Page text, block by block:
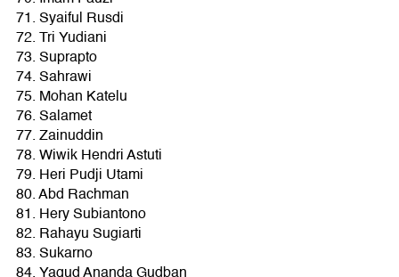
71. Syaiful Rusdi
72. Tri Yudiani
73. Suprapto
74. Sahrawi
75. Mohan Katelu
76. Salamet
77. Zainuddin
78. Wiwik Hendri Astuti
79. Heri Pudji Utami
80. Abd Rachman
81. Hery Subiantono
82. Rahayu Sugiarti
83. Sukarno